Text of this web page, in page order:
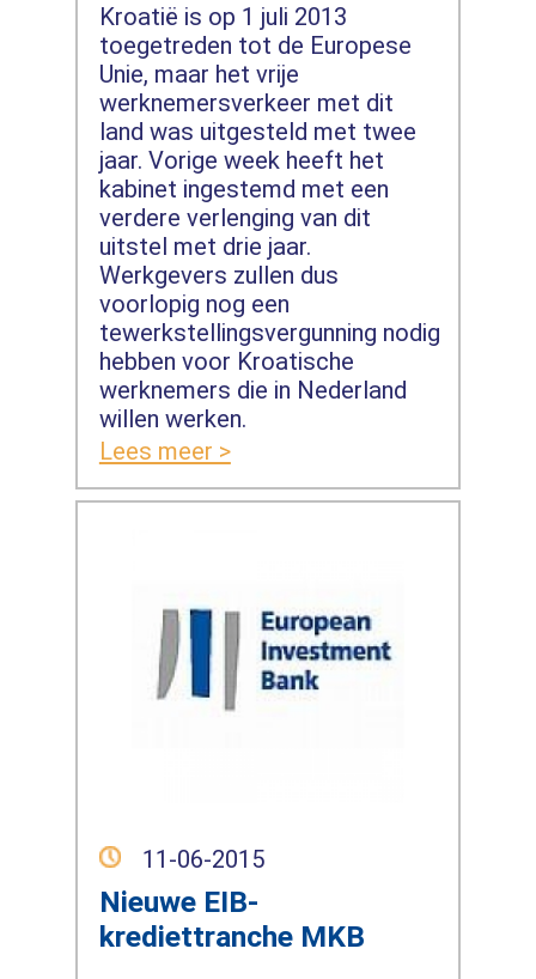
Kroatië is op 1 juli 2013
toegetreden tot de Europese
Unie, maar het vrije
werknemersverkeer met dit
land was uitgesteld met twee
jaar. Vorige week heeft het
kabinet ingestemd met een
verdere verlenging van dit
uitstel met drie jaar.
Werkgevers zullen dus
voorlopig nog een
tewerkstellingsvergunning nodig
hebben voor Kroatische
werknemers die in Nederland
willen werken.
Lees meer >
11-06-2015
Nieuwe EIB-
krediettranche MKB